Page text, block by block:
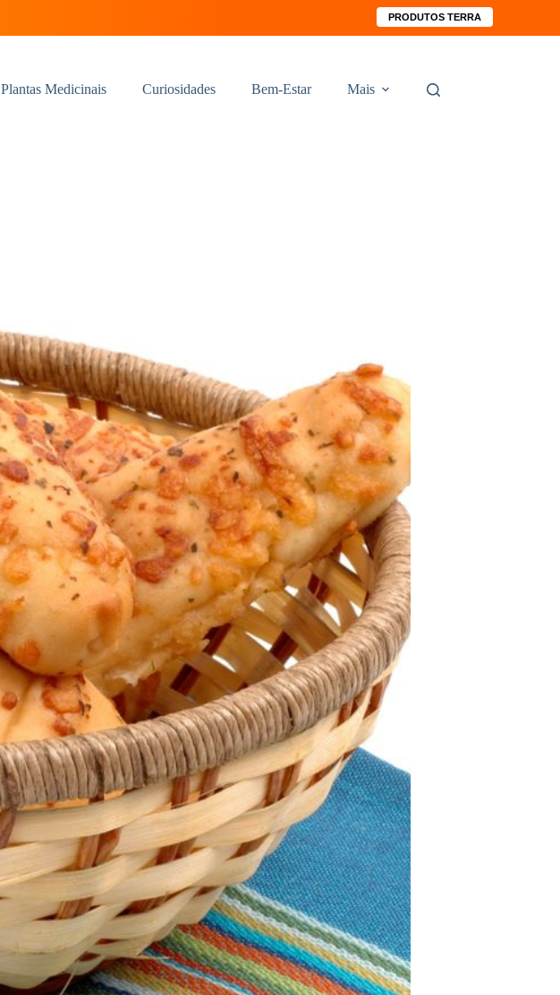
PRODUTOS TERRA
Plantas Medicinais Curiosidades Bem-Estar Mais